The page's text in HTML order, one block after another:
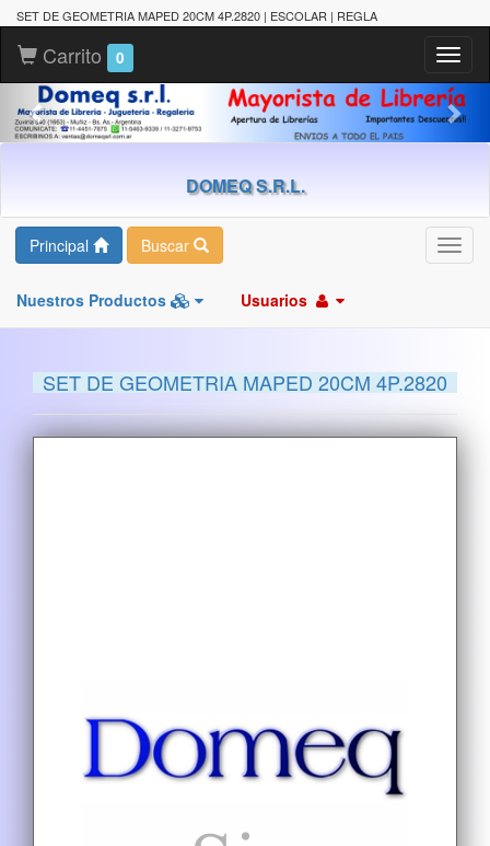
SET DE GEOMETRIA MAPED 20CM 4P.2820 | ESCOLAR | REGLA
Carrito 0
DOMEQ S.R.L.
Principal Buscar
Nuestros Productos Usuarios
SET DE GEOMETRIA MAPED 20CM 4P.2820